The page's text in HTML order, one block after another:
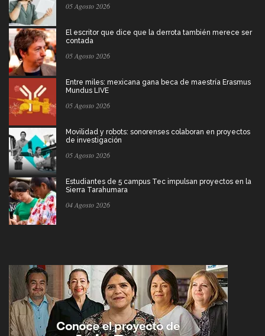
05 Agosto 2026
El escritor que dice que la derrota también merece ser
contada
05 Agosto 2026
Entre miles: mexicana gana beca de maestría Erasmus
Mundus LIVE
05 Agosto 2026
Movilidad y robots: sonorenses colaboran en proyectos
de investigación
05 Agosto 2026
Estudiantes de 5 campus Tec impulsan proyectos en la
Sierra Tarahumara
04 Agosto 2026